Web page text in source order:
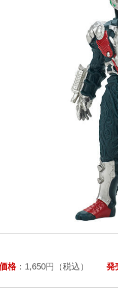
格：1,650円（税込） 発